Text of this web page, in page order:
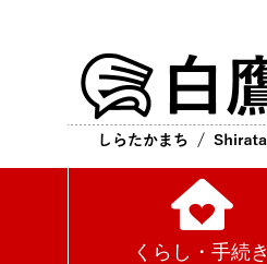
くらし・手続き